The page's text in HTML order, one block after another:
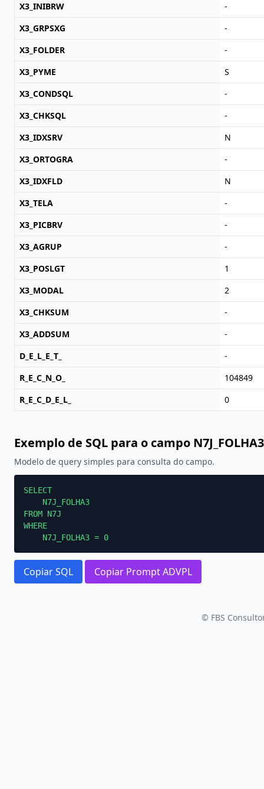
X3_INIBRW
-
X3_GRPSXG
-
X3_FOLDER
-
X3_PYME
S
X3_CONDSQL
-
X3_CHKSQL
-
X3_IDXSRV
N
X3_ORTOGRA
-
X3_IDXFLD
N
X3_TELA
-
X3_PICBRV
-
X3_AGRUP
-
X3_POSLGT
1
X3_MODAL
2
X3_CHKSUM
-
X3_ADDSUM
-
D_E_L_E_T_
-
R_E_C_N_O_
104849
R_E_C_D_E_L_
0
Exemplo de SQL para o campo N7J_FOLHA3
Modelo de query simples para consulta do campo.
SELECT
    N7J_FOLHA3
FROM N7J
WHERE
    N7J_FOLHA3 = 0
Copiar SQL Copiar Prompt ADVPL
© FBS